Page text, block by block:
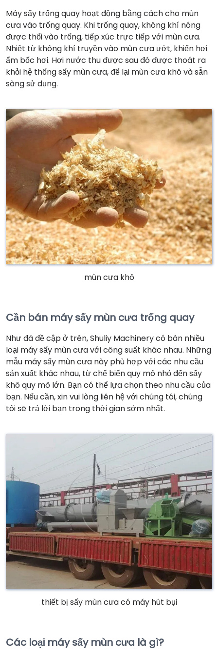
Máy sấy trống quay hoạt động bằng cách cho mùn
cưa vào trống quay. Khi trống quay, không khí nóng
được thổi vào trống, tiếp xúc trực tiếp với mùn cưa.
Nhiệt từ không khí truyền vào mùn cưa ướt, khiến hơi
ẩm bốc hơi. Hơi nước thu được sau đó được thoát ra
khỏi hệ thống sấy mùn cưa, để lại mùn cưa khô và sẵn
sàng sử dụng.
mùn cưa khô
Cần bán máy sấy mùn cưa trống quay
Như đã đề cập ở trên, Shuliy Machinery có bán nhiều
loại máy sấy mùn cưa với công suất khác nhau. Những
mẫu máy sấy mùn cưa này phù hợp với các nhu cầu
sản xuất khác nhau, từ chế biến quy mô nhỏ đến sấy
khô quy mô lớn. Bạn có thể lựa chọn theo nhu cầu của
bạn. Nếu cần, xin vui lòng liên hệ với chúng tôi, chúng
tôi sẽ trả lời bạn trong thời gian sớm nhất.
thiết bị sấy mùn cưa có máy hút bụi
Các loại máy sấy mùn cưa là gì?